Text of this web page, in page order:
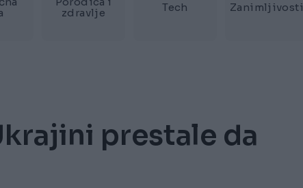
zdravlje
Tech Zanimljivosti
prestale da